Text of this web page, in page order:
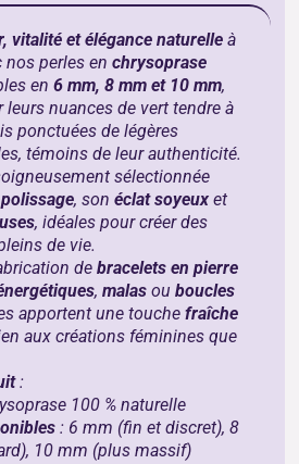
vitalité et élégance naturelle à
nos perles enchrysoprase
en6 mm, 8 mm et 10 mm,
leurs nuances de vert tendre à
ponctuées de légères
témoins de leur authenticité.
sélectionnée
, sonéclat soyeux et
, idéales pour créer des
de vie.
debracelets en pierre
,malas ouboucles
apportent une touchefraîche
aux créations féminines que
:
100 % naturelle
: 6 mm (fin et discret), 8
10 mm (plus massif)